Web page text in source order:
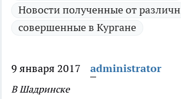
Новости полученные от различн
совершенные в Кургане
9 января 2017 administrator
В Шадринске